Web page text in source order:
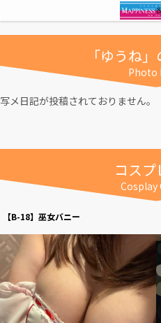
「ゆうね
Photo
写メ日記が投稿されておりません。
コス
Cosplay
【B-18】巫女バニー